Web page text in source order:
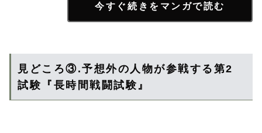
今すぐ続きをマンガで読む
見どころ③.予想外の人物が参戦する第2
試験『長時間戦闘試験』